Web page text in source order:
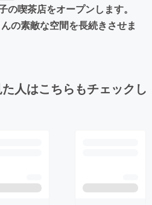
喫茶店をオープンします。
の素敵な空間を長続きさせま
人はこちらもチェックし